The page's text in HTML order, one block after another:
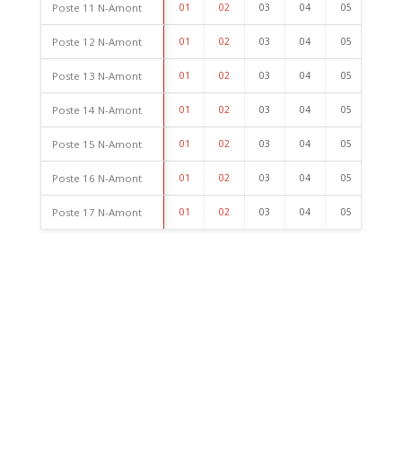
Poste 11 N-Amont
Poste 12 N-Amont
Poste 13 N-Amont
Poste 14 N-Amont
Poste 15 N-Amont
Poste 16 N-Amont
Poste 17 N-Amont
01 02 03 04 05
01 02 03 04 05
01 02 03 04 05
01 02 03 04 05
01 02 03 04 05
01 02 03 04 05
01 02 03 04 05